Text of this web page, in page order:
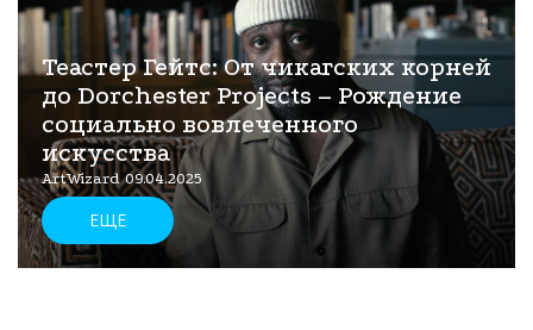
Теастер Гейтс: От чикагских корней
до Dorchester Projects – Рождение
социально вовлеченного
искусства
ArtWizard 09.04.2025
ЕЩЕ